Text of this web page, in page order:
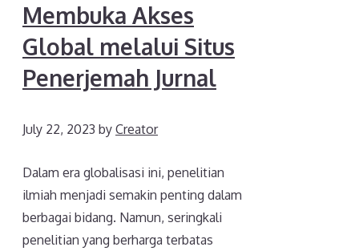
Membuka Akses
Global melalui Situs
Penerjemah Jurnal
July 22, 2023 by Creator
Dalam era globalisasi ini, penelitian
ilmiah menjadi semakin penting dalam
berbagai bidang. Namun, seringkali
penelitian yang berharga terbatas